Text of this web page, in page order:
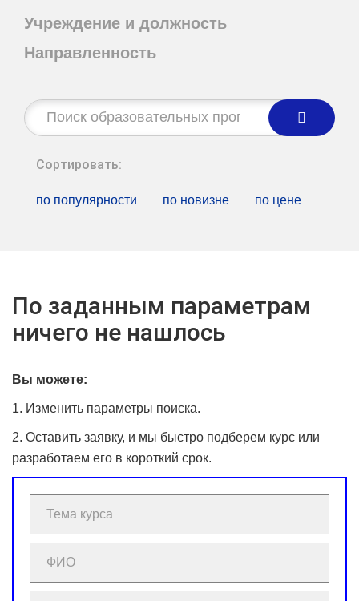
Учреждение и должность
Направленность
Строка
поиска:
Сортировать:
по популярности по новизне по цене
По заданным параметрам
ничего не нашлось
Вы можете:
1. Изменить параметры поиска.
2. Оставить заявку, и мы быстро подберем курс или
разработаем его в короткий срок.